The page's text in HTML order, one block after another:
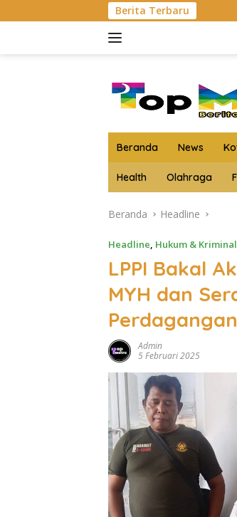
ke
Berita TerbaruKejari Asahan
Beranda News
Health Olahraga
Beranda Headline
Headline, Hukum & Kriminal
LPPI Bakal
MYH dan
Admin
5 Februari 2025